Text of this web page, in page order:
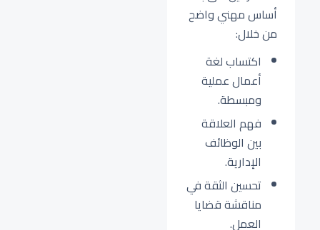
أساس مهني واضح
من خلال:
اكتساب لغة
أعمال عملية
ومبسطة.
فهم العلاقة
بين الوظائف
الإدارية.
تحسين الثقة في
مناقشة قضايا
العمل.